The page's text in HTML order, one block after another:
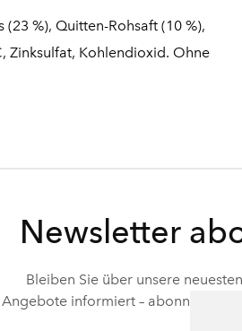
%), Quitten-Rohsaft (10 %),
Zinksulfat, Kohlendioxid. Ohne
Newsletter
Bleiben Sie über unsere
Angebote informiert – abonnieren